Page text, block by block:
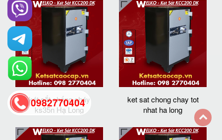
két sắt chống cháy
ks35n Hạ Long
ket sat chong chay tot
nhat ha long
0982770404
back